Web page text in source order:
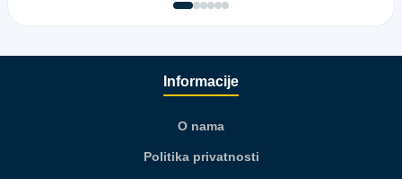
Informacije
O nama
Politika privatnosti